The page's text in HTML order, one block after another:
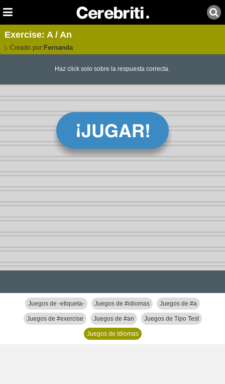
Exercise: A / An
Creado por: Fernanda
Haz click solo sobre la respuesta correcta.
Juegos de -etiqueta- Juegos de #idiomas Juegos de #a
Juegos de #exercise Juegos de #an Juegos de Tipo Test
Juegos de Idiomas